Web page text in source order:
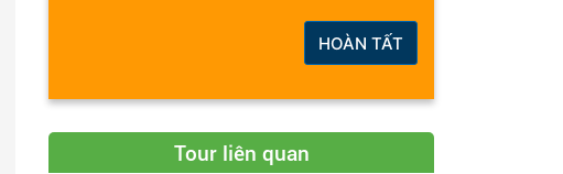
HOÀN TẤT
Tour liên quan